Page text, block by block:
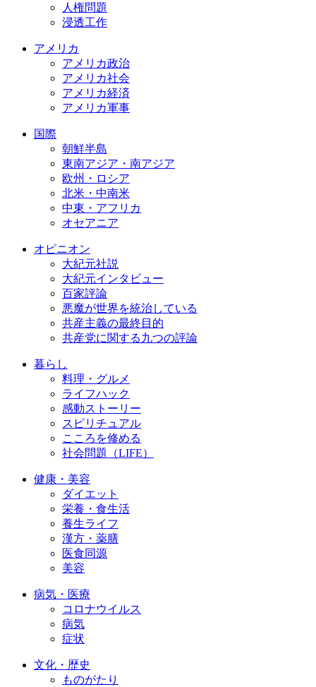
人権問題
浸透工作
アメリカ
アメリカ政治
アメリカ社会
アメリカ経済
アメリカ軍事
国際
朝鮮半島
東南アジア・南アジア
欧州・ロシア
北米・中南米
中東・アフリカ
オセアニア
オピニオン
大紀元社説
大紀元インタビュー
百家評論
悪魔が世界を統治している
共産主義の最終目的
共産党に関する九つの評論
暮らし
料理・グルメ
ライフハック
感動ストーリー
スピリチュアル
こころを修める
社会問題（LIFE）
健康・美容
ダイエット
栄養・食生活
養生ライフ
漢方・薬膳
医食同源
美容
病気・医療
コロナウイルス
病気
症状
文化・歴史
ものがたり